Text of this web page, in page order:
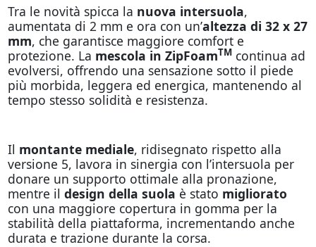
Tra le novità spicca la nuova intersuola,
aumentata di 2 mm e ora con un’altezza di 32 x 27
mm, che garantisce maggiore comfort e
protezione. La mescola in ZipFoamTMcontinua ad
evolversi, offrendo una sensazione sotto il piede
più morbida, leggera ed energica, mantenendo al
tempo stesso solidità e resistenza.
Il montante mediale, ridisegnato rispetto alla
versione 5, lavora in sinergia con l’intersuola per
donare un supporto ottimale alla pronazione,
mentre il design della suola è stato migliorato
con una maggiore copertura in gomma per la
stabilità della piattaforma, incrementando anche
durata e trazione durante la corsa.